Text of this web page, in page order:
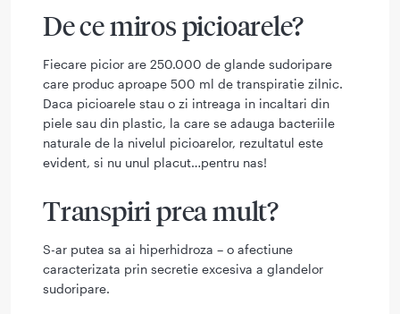
De ce miros picioarele?
Fiecare picior are 250.000 de glande sudoripare
care produc aproape 500 ml de transpiratie zilnic.
Daca picioarele stau o zi intreaga in incaltari din
piele sau din plastic, la care se adauga bacteriile
naturale de la nivelul picioarelor, rezultatul este
evident, si nu unul placut…pentru nas!
Transpiri prea mult?
S-ar putea sa ai hiperhidroza – o afectiune
caracterizata prin secretie excesiva a glandelor
sudoripare.